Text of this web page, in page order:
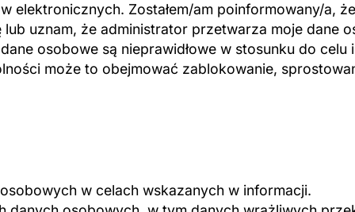
Zostałem/am poinformowany/a,
uznam, że administrator przetwarza moje dane
osobowe są nieprawidłowe w stosunku do celu
może to obejmować zablokowanie,
w celach wskazanych w informacji.